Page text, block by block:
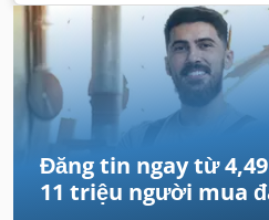
Đăng tin ngay từ
11 triệu người mua